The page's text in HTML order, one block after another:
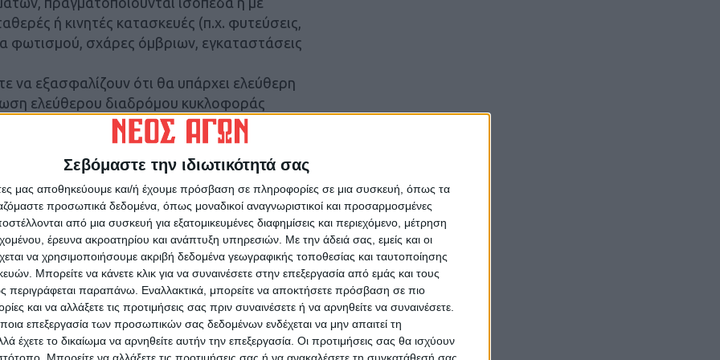
Σεβόμαστε την ιδιωτικότητά σας
μας αποθηκεύουμε και/ή έχουμε πρόσβαση σε πληροφορίες σε μια συσκευή, όπως τα
προσωπικά δεδομένα, όπως μοναδικοί αναγνωριστικοί και προσαρμοσμένες
από μια συσκευή για εξατομικευμένες διαφημίσεις και περιεχόμενο, μέτρηση
έρευνα ακροατηρίου και ανάπτυξη υπηρεσιών. Με την άδειά σας, εμείς και οι
να χρησιμοποιήσουμε ακριβή δεδομένα γεωγραφικής τοποθεσίας και ταυτοποίησης
Μπορείτε να κάνετε κλικ για να συναινέσετε στην επεξεργασία από εμάς και τους
περιγράφεται παραπάνω. Εναλλακτικά, μπορείτε να αποκτήσετε πρόσβαση σε πιο
και να αλλάξετε τις προτιμήσεις σας πριν συναινέσετε ή να αρνηθείτε να συναινέσετε.
επεξεργασία των προσωπικών σας δεδομένων ενδέχεται να μην απαιτεί τη
έχετε το δικαίωμα να αρνηθείτε αυτήν την επεξεργασία. Οι προτιμήσεις σας θα ισχύουν
ή κινητές κατασκευές (π.χ. φυτεύσεις,
φωτισμού, σχάρες όμβριων, εγκαταστάσεις
να εξασφαλίζουν ότι θα υπάρχει ελεύθερη
ελεύθερου διαδρόμου κυκλοφοράς
πεζών και των οχημάτων έκτακτης ανάγκης
αυτή εξασφαλίζεται η
χώρου στα καταστήματα στην
κατασκευάζεται μικρό τοιχίο σε
και ασφαλή κίνηση των πεζών, στο οποίο
την ονομασία του πεζόδρομου και
ανιχνεύσιμο από το βαδίζοντα άτομο με
επιγραφή σε γραφή Braille. Οι
επιφάνειες ισόπεδες,
έχουν επιμελές αρμολόγημα με αρμό έως
και εξοχές καθώς κάτι τέτοιο